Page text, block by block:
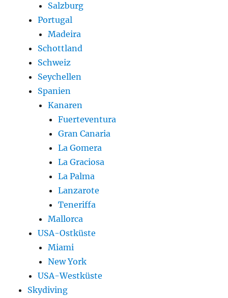
Salzburg
Portugal
Madeira
Schottland
Schweiz
Seychellen
Spanien
Kanaren
Fuerteventura
Gran Canaria
La Gomera
La Graciosa
La Palma
Lanzarote
Teneriffa
Mallorca
USA-Ostküste
Miami
New York
USA-Westküste
Skydiving